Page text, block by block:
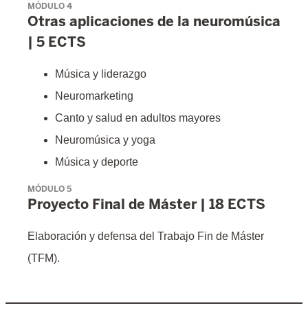
MÓDULO 4
Otras aplicaciones de la neuromúsica
| 5 ECTS
Música y liderazgo
Neuromarketing
Canto y salud en adultos mayores
Neuromúsica y yoga
Música y deporte
MÓDULO 5
Proyecto Final de Máster | 18 ECTS
Elaboración y defensa del Trabajo Fin de Máster
(TFM).